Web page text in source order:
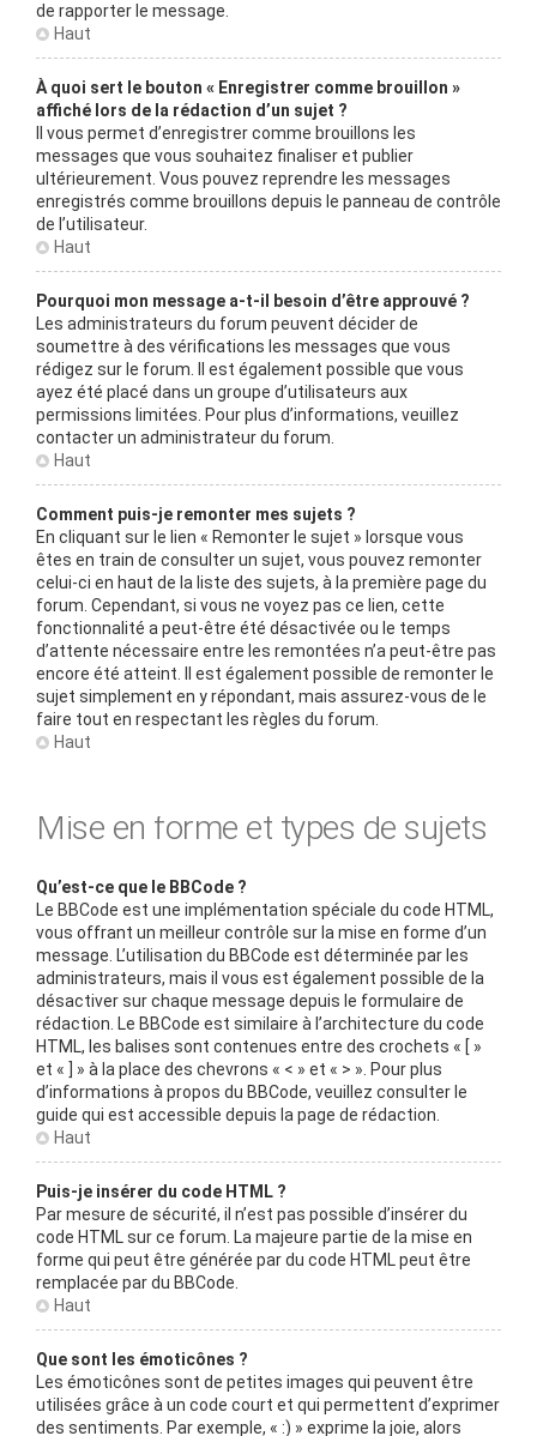
de rapporter le message.
Haut
À quoi sert le bouton « Enregistrer comme brouillon »
affiché lors de la rédaction d’un sujet ?
Il vous permet d’enregistrer comme brouillons les
messages que vous souhaitez finaliser et publier
ultérieurement. Vous pouvez reprendre les messages
enregistrés comme brouillons depuis le panneau de contrôle
de l’utilisateur.
Haut
Pourquoi mon message a-t-il besoin d’être approuvé ?
Les administrateurs du forum peuvent décider de
soumettre à des vérifications les messages que vous
rédigez sur le forum. Il est également possible que vous
ayez été placé dans un groupe d’utilisateurs aux
permissions limitées. Pour plus d’informations, veuillez
contacter un administrateur du forum.
Haut
Comment puis-je remonter mes sujets ?
En cliquant sur le lien « Remonter le sujet » lorsque vous
êtes en train de consulter un sujet, vous pouvez remonter
celui-ci en haut de la liste des sujets, à la première page du
forum. Cependant, si vous ne voyez pas ce lien, cette
fonctionnalité a peut-être été désactivée ou le temps
d’attente nécessaire entre les remontées n’a peut-être pas
encore été atteint. Il est également possible de remonter le
sujet simplement en y répondant, mais assurez-vous de le
faire tout en respectant les règles du forum.
Haut
Mise en forme et types de sujets
Qu’est-ce que le BBCode ?
Le BBCode est une implémentation spéciale du code HTML,
vous offrant un meilleur contrôle sur la mise en forme d’un
message. L’utilisation du BBCode est déterminée par les
administrateurs, mais il vous est également possible de la
désactiver sur chaque message depuis le formulaire de
rédaction. Le BBCode est similaire à l’architecture du code
HTML, les balises sont contenues entre des crochets « [ »
et « ] » à la place des chevrons « < » et « > ». Pour plus
d’informations à propos du BBCode, veuillez consulter le
guide qui est accessible depuis la page de rédaction.
Haut
Puis-je insérer du code HTML ?
Par mesure de sécurité, il n’est pas possible d’insérer du
code HTML sur ce forum. La majeure partie de la mise en
forme qui peut être générée par du code HTML peut être
remplacée par du BBCode.
Haut
Que sont les émoticônes ?
Les émoticônes sont de petites images qui peuvent être
utilisées grâce à un code court et qui permettent d’exprimer
des sentiments. Par exemple, « :) » exprime la joie, alors